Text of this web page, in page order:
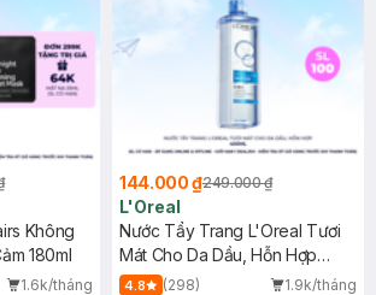
Không
180ml
1.6k/tháng
144.000 ₫249.000 ₫
L'Oreal
Nước Tẩy Trang L'Oreal Tươi
Mát Cho Da Dầu, Hỗn Hợp
400ml
4.8 (298)
1.9k/tháng